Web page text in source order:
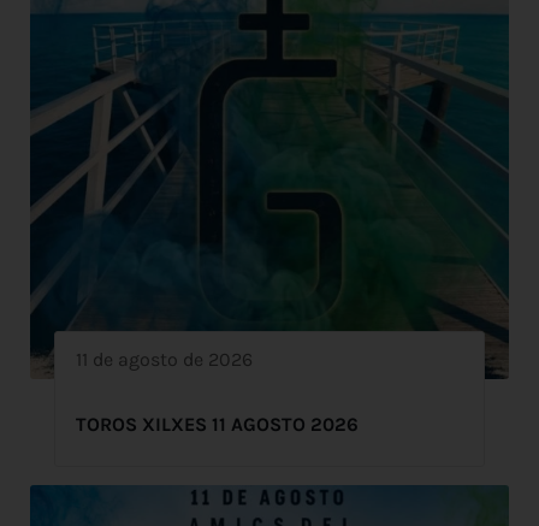
11 de agosto de 2026
TOROS XILXES 11 AGOSTO 2026